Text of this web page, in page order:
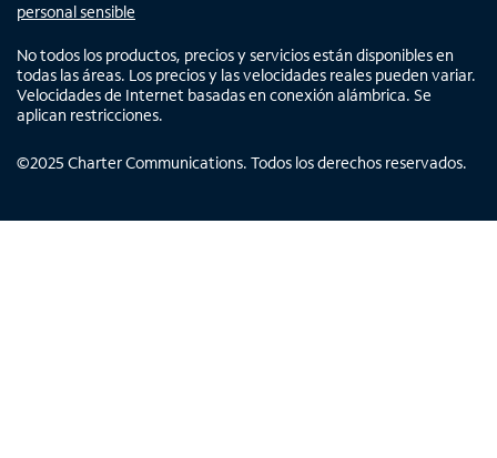
personal sensible
No todos los productos, precios y servicios están disponibles en
todas las áreas. Los precios y las velocidades reales pueden variar.
Velocidades de Internet basadas en conexión alámbrica. Se
aplican restricciones.
©2025 Charter Communications. Todos los derechos reservados.